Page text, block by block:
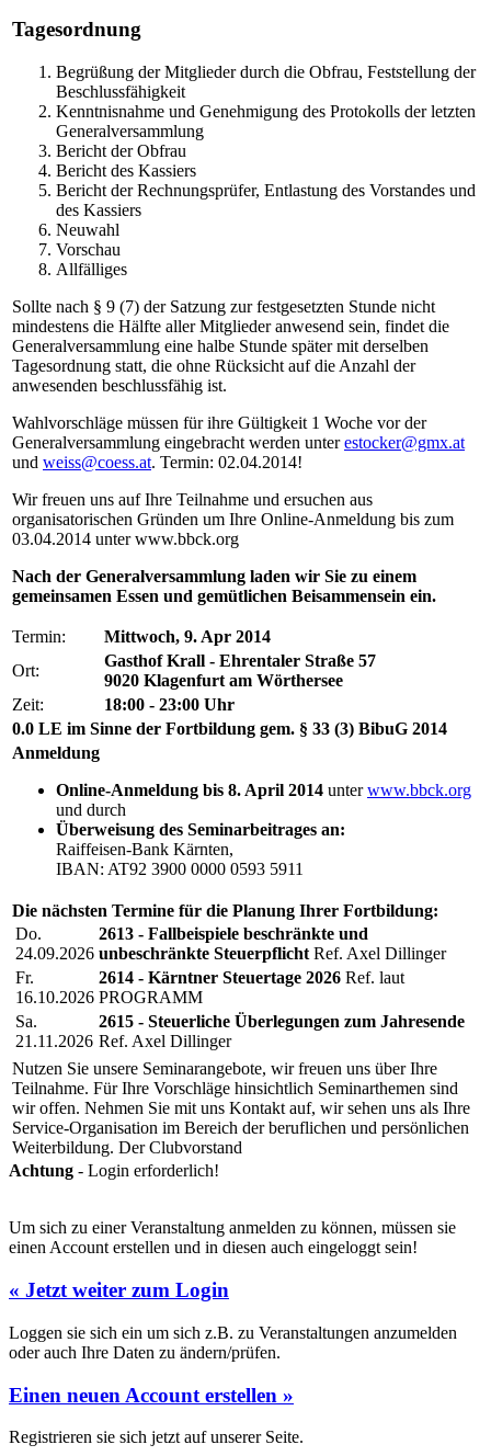
Tagesordnung
Begrüßung der Mitglieder durch die Obfrau, Feststellung der
Beschlussfähigkeit
Kenntnisnahme und Genehmigung des Protokolls der letzten
Generalversammlung
Bericht der Obfrau
Bericht des Kassiers
Bericht der Rechnungsprüfer, Entlastung des Vorstandes und
des Kassiers
Neuwahl
Vorschau
Allfälliges
Sollte nach § 9 (7) der Satzung zur festgesetzten Stunde nicht
mindestens die Hälfte aller Mitglieder anwesend sein, findet die
Generalversammlung eine halbe Stunde später mit derselben
Tagesordnung statt, die ohne Rücksicht auf die Anzahl der
anwesenden beschlussfähig ist.
Wahlvorschläge müssen für ihre Gültigkeit 1 Woche vor der
Generalversammlung eingebracht werden unterestocker@gmx.at
und weiss@coess.at. Termin: 02.04.2014!
Wir freuen uns auf Ihre Teilnahme und ersuchen aus
organisatorischen Gründen um Ihre Online-Anmeldung bis zum
03.04.2014 unter www.bbck.org
Nach der Generalversammlung laden wir Sie zu einem
gemeinsamen Essen und gemütlichen Beisammensein ein.
Termin:
Mittwoch, 9. Apr 2014
Ort:
Gasthof Krall - Ehrentaler Straße 57
9020 Klagenfurt am Wörthersee
Zeit:
18:00 - 23:00 Uhr
0.0 LE im Sinne der Fortbildung gem. § 33 (3) BibuG 2014
Anmeldung
Online-Anmeldung bis 8. April 2014 unterwww.bbck.org
und durch
Überweisung des Seminarbeitrages an:
Raiffeisen-Bank Kärnten,
IBAN: AT92 3900 0000 0593 5911
Die nächsten Termine für die Planung Ihrer Fortbildung:
Do.
24.09.2026
2613 - Fallbeispiele beschränkte und
unbeschränkte SteuerpflichtRef. Axel Dillinger
Fr.
16.10.2026
2614 - Kärntner Steuertage 2026 Ref. laut
PROGRAMM
Sa.
21.11.2026
2615 - Steuerliche Überlegungen zum Jahresende
Ref. Axel Dillinger
Nutzen Sie unsere Seminarangebote, wir freuen uns über Ihre
Teilnahme. Für Ihre Vorschläge hinsichtlich Seminarthemen sind
wir offen. Nehmen Sie mit uns Kontakt auf, wir sehen uns als Ihre
Service-Organisation im Bereich der beruflichen und persönlichen
Weiterbildung. Der Clubvorstand
Achtung - Login erforderlich!
Um sich zu einer Veranstaltung anmelden zu können, müssen sie
einen Account erstellen und in diesen auch eingeloggt sein!
« Jetzt weiter zum Login
Loggen sie sich ein um sich z.B. zu Veranstaltungen anzumelden
oder auch Ihre Daten zu ändern/prüfen.
Einen neuen Account erstellen »
Registrieren sie sich jetzt auf unserer Seite.